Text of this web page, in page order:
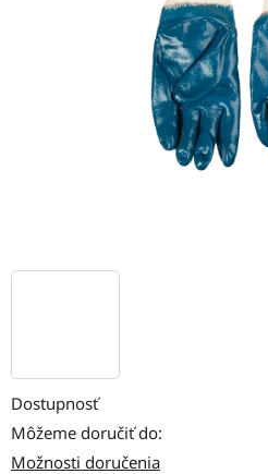
Dostupnosť
Môžeme doručiť do:
Možnosti doručenia